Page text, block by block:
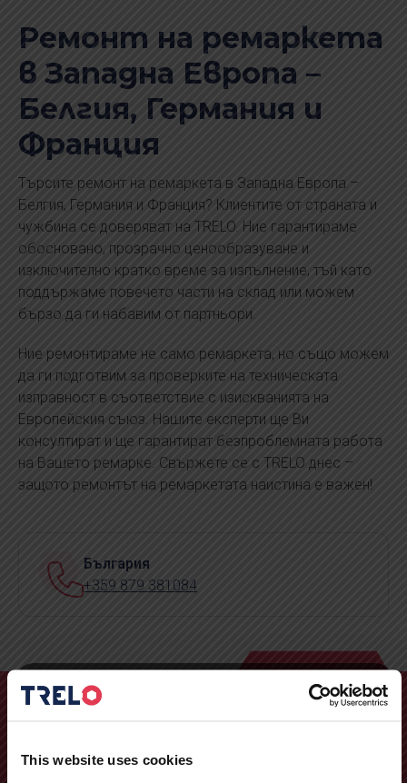
This website uses cookies
Ремонт на ремаркета
в Западна Европа –
Белгия, Германия и
Франция
Търсите ремонт на ремаркета в Западна Европа –
Белгия, Германия и Франция? Клиентите от страната и
чужбина се доверяват на TRELO. Ние гарантираме
обосновано, прозрачно ценообразуване и
изключително кратко време за изпълнение, тъй като
поддържаме повечето части на склад или можем
бързо да ги набавим от партньори.
Ние ремонтираме не само ремаркета, но също можем
да ги подготвим за проверките на техническата
изправност в съответствие с изискванията на
Европейския съюз. Нашите експерти ще Ви
консултират и ще гарантират безпроблемната работа
на Вашето ремарке. Свържете се с TRELO днес –
защото ремонтът на ремаркетата наистина е важен!
България
+359 879 381084